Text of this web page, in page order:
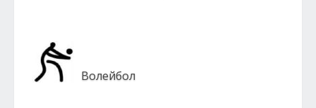
Волейбол